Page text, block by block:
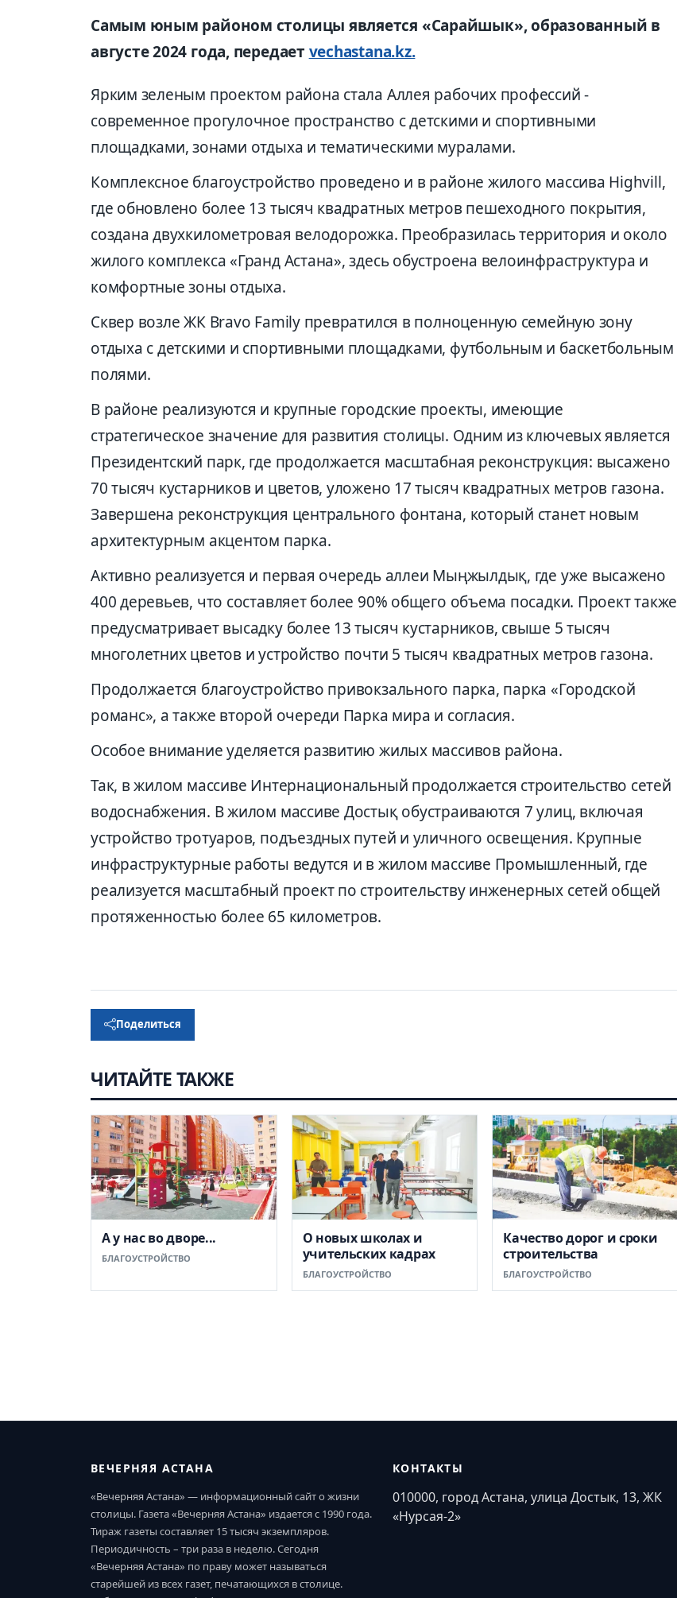
Самым юным районом столицы является «Сарайшык», образованный в
августе 2024 года, передает vechastana.kz.
Ярким зеленым проектом района стала Аллея рабочих профессий -
современное прогулочное пространство с детскими и спортивными
площадками, зонами отдыха и тематическими муралами.
Комплексное благоустройство проведено и в районе жилого массива Highvill,
где обновлено более 13 тысяч квадратных метров пешеходного покрытия,
создана двухкилометровая велодорожка. Преобразилась территория и около
жилого комплекса «Гранд Астана», здесь обустроена велоинфраструктура и
комфортные зоны отдыха.
Сквер возле ЖК Bravo Family превратился в полноценную семейную зону
отдыха с детскими и спортивными площадками, футбольным и баскетбольным
полями.
В районе реализуются и крупные городские проекты, имеющие
стратегическое значение для развития столицы. Одним из ключевых является
Президентский парк, где продолжается масштабная реконструкция: высажено
70 тысяч кустарников и цветов, уложено 17 тысяч квадратных метров газона.
Завершена реконструкция центрального фонтана, который станет новым
архитектурным акцентом парка.
Активно реализуется и первая очередь аллеи Мыңжылдық, где уже высажено
400 деревьев, что составляет более 90% общего объема посадки. Проект также
предусматривает высадку более 13 тысяч кустарников, свыше 5 тысяч
многолетних цветов и устройство почти 5 тысяч квадратных метров газона.
Продолжается благоустройство привокзального парка, парка «Городской
романс», а также второй очереди Парка мира и согласия.
Особое внимание уделяется развитию жилых массивов района.
Так, в жилом массиве Интернациональный продолжается строительство сетей
водоснабжения. В жилом массиве Достық обустраиваются 7 улиц, включая
устройство тротуаров, подъездных путей и уличного освещения. Крупные
инфраструктурные работы ведутся и в жилом массиве Промышленный, где
реализуется масштабный проект по строительству инженерных сетей общей
протяженностью более 65 километров.
Поделиться
ЧИТАЙТЕ ТАКЖЕ
А у нас во дворе...
БЛАГОУСТРОЙСТВО
О новых школах и
учительских кадрах
БЛАГОУСТРОЙСТВО
Качество дорог и сроки
строительства
БЛАГОУСТРОЙСТВО
ВЕЧЕРНЯЯ АСТАНА
«Вечерняя Астана» — информационный сайт о жизни
столицы. Газета «Вечерняя Астана» издается с 1990 года.
Тираж газеты составляет 15 тысяч экземпляров.
Периодичность – три раза в неделю. Сегодня
«Вечерняя Астана» по праву может называться
старейшей из всех газет, печатающихся в столице.
КОНТАКТЫ
010000, город Астана, улица Достык, 13, ЖК
«Нурсая-2»